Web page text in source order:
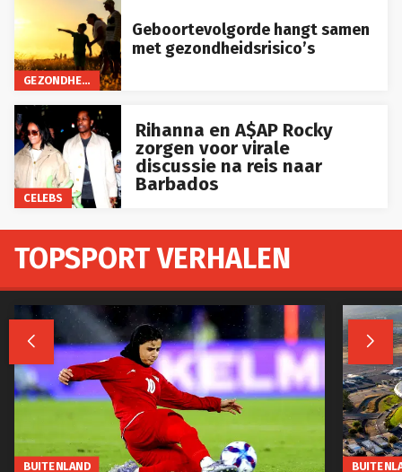
GEZONDHEID
Geboortevolgorde hangt samen
met gezondheidsrisico’s
CELEBS
Rihanna en A$AP Rocky
zorgen voor virale
discussie na reis naar
Barbados
TOPSPORT VERHALEN
 
BUITENLAND